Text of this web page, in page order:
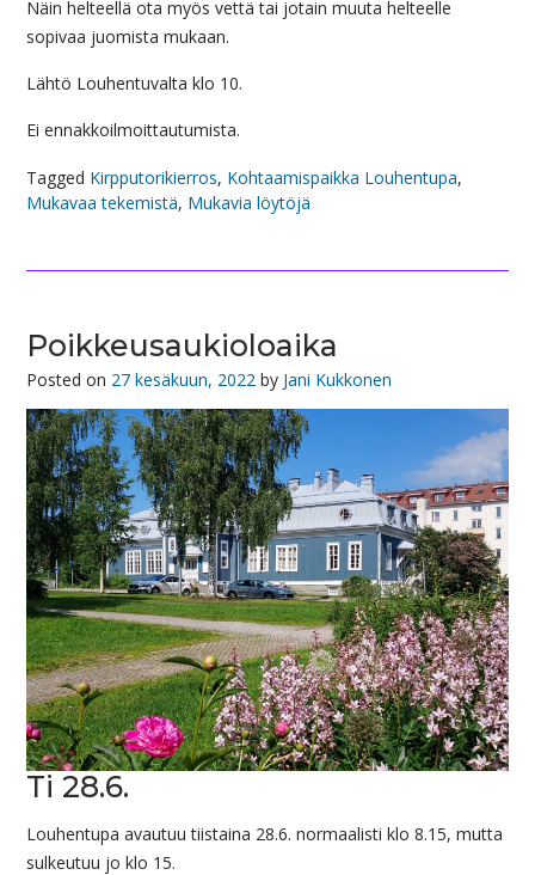
Näin helteellä ota myös vettä tai jotain muuta helteelle
sopivaa juomista mukaan.
Lähtö Louhentuvalta klo 10.
Ei ennakkoilmoittautumista.
Tagged Kirpputorikierros, Kohtaamispaikka Louhentupa,
Mukavaa tekemistä, Mukavia löytöjä
Poikkeusaukioloaika
Posted on 27 kesäkuun, 2022 by Jani Kukkonen
Ti 28.6.
Louhentupa avautuu tiistaina 28.6. normaalisti klo 8.15, mutta
sulkeutuu jo klo 15.